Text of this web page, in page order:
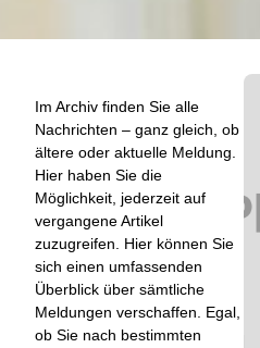
Im Archiv finden Sie alle
Nachrichten – ganz gleich, ob
ältere oder aktuelle Meldung.
Hier haben Sie die
Möglichkeit, jederzeit auf
vergangene Artikel
zuzugreifen. Hier können Sie
sich einen umfassenden
Überblick über sämtliche
Meldungen verschaffen. Egal,
ob Sie nach bestimmten